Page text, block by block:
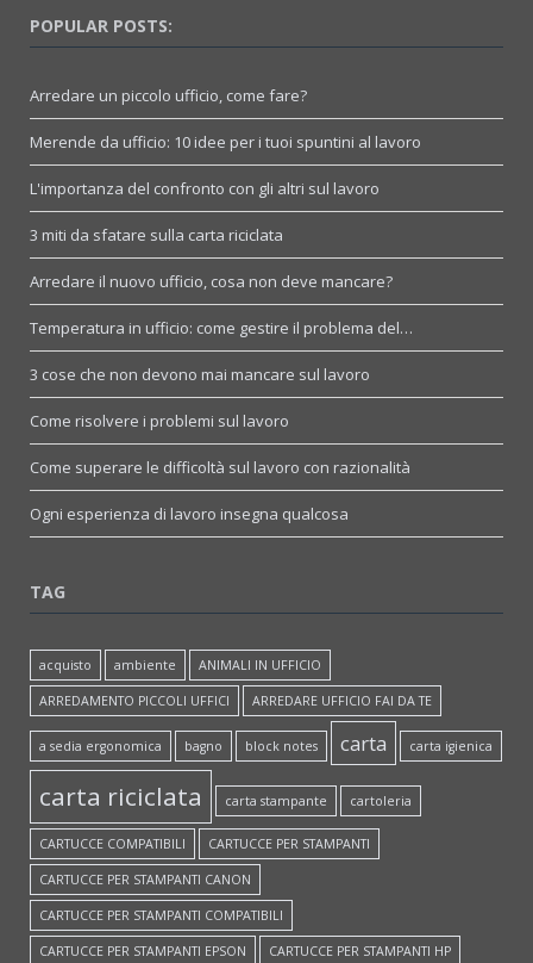
POPULAR POSTS:
Arredare un piccolo ufficio, come fare?
Merende da ufficio: 10 idee per i tuoi spuntini al lavoro
L'importanza del confronto con gli altri sul lavoro
3 miti da sfatare sulla carta riciclata
Arredare il nuovo ufficio, cosa non deve mancare?
Temperatura in ufficio: come gestire il problema del…
3 cose che non devono mai mancare sul lavoro
Come risolvere i problemi sul lavoro
Come superare le difficoltà sul lavoro con razionalità
Ogni esperienza di lavoro insegna qualcosa
TAG
acquisto ambiente ANIMALI IN UFFICIO
ARREDAMENTO PICCOLI UFFICI ARREDARE UFFICIO FAI DA TE
a sedia ergonomica bagno block notes carta carta igienica
carta riciclata carta stampante cartoleria
CARTUCCE COMPATIBILI CARTUCCE PER STAMPANTI
CARTUCCE PER STAMPANTI CANON
CARTUCCE PER STAMPANTI COMPATIBILI
CARTUCCE PER STAMPANTI EPSON CARTUCCE PER STAMPANTI HP